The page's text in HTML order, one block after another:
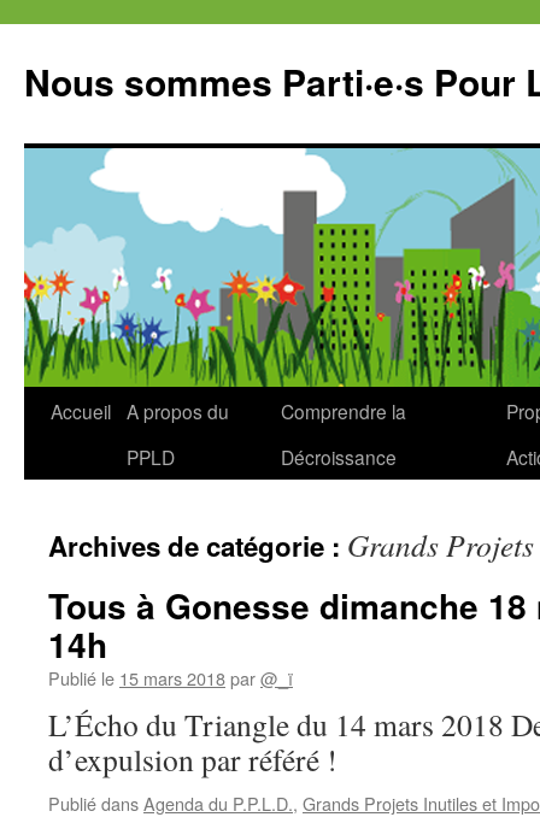
contenu
Nous sommes Parti·e·s
Accueil A propos du
PPLD
Comprendre la
Décroissance
Archives de catégorie : Grands
Tous à Gonesse dimanche
14h
Publié le 15 mars 2018par@_ï
L’Écho du Triangle du 14 mars 2018
d’expulsion par référé !
Publié dansAgenda du P.P.L.D., Grands Projets Inutiles et